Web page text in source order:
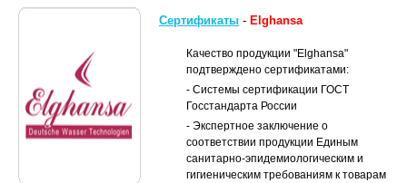
Сертификаты - Elghansa
Качество продукции "Elghansa"
подтверждено сертификатами:
- Системы сертификации ГОСТ
Госстандарта Росcии
- Экспертное заключение о
соответствии продукции Единым
санитарно-эпидемиологическим и
гигиеническим требованиям к товарам